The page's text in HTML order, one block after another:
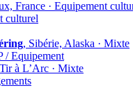
France · Equipement
culturel
, Sibérie, Alaska · Mixte
/ Equipement
à L’Arc · Mixte